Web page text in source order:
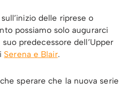
delle riprese o
possiamo solo augurarci
predecessore dell’Upper
Serena e Blair.
sperare che la nuova serie